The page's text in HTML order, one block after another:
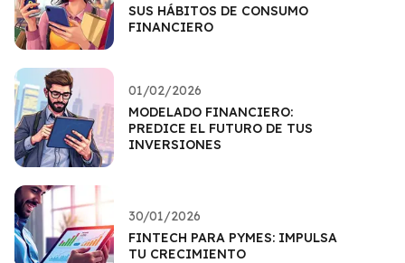
SUS HÁBITOS DE CONSUMO
FINANCIERO
01/02/2026
MODELADO FINANCIERO:
PREDICE EL FUTURO DE TUS
INVERSIONES
30/01/2026
FINTECH PARA PYMES: IMPULSA
TU CRECIMIENTO